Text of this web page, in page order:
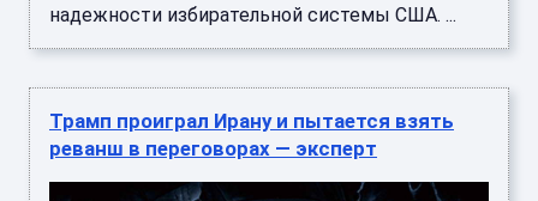
надежности избирательной системы США. ...
Трамп проиграл Ирану и пытается взять
реванш в переговорах — эксперт